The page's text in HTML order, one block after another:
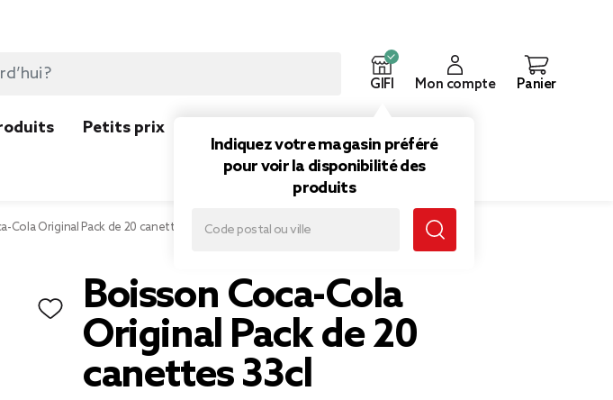
GIFI
Indiquez votre magasin préféré
pour voir la disponibilité des
produits
Mon compte Panier
Petits prix
Cola Original Pack de 20 canettes 33cl
Boisson Coca-Cola
Original Pack de 20
canettes 33cl